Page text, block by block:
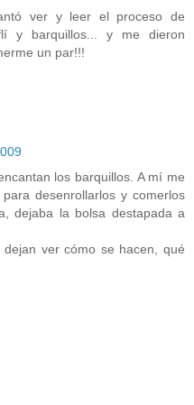
ver y leer el proceso de
y barquillos... y me dieron
un par!!!
los barquillos. A mí me
desenrollarlos y comerlos
dejaba la bolsa destapada a
ver cómo se hacen, qué